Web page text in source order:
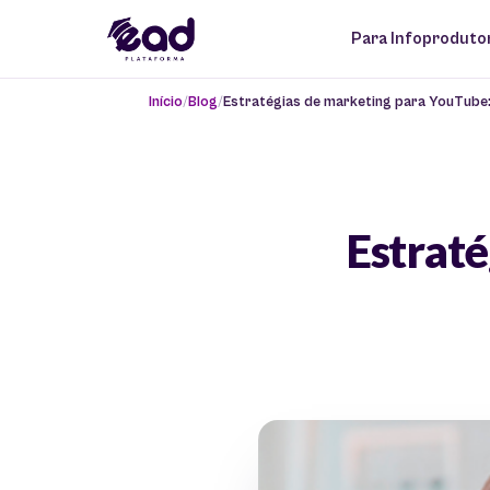
Para
Início Blog Estratégias de marketing para